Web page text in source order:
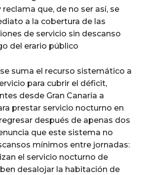
reclama que, de no ser así, se
a la cobertura de las
de servicio sin descanso
del erario público
suma el recurso sistemático a
para cubrir el déficit,
desde Gran Canaria a
prestar servicio nocturno en
después de apenas dos
que este sistema no
mínimos entre jornadas:
el servicio nocturno de
desalojar la habitación de